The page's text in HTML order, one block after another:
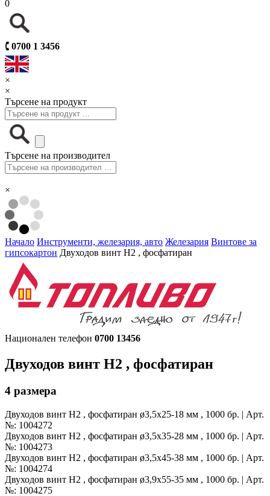
0
🕻 0700 1 3456
×
×
Търсене на продукт
Търсене на производител
×
Начало Инструменти, железария, авто Железария Винтове за
гипсокартон Двуходов винт H2 , фосфатиран
Национален телефон 0700 13456
Двуходов винт H2 , фосфатиран
4 размера
Двуходов винт H2 , фосфатиран ø3,5x25-18 мм , 1000 бр. | Арт.
№: 1004272
Двуходов винт H2 , фосфатиран ø3,5x35-28 мм , 1000 бр. | Арт.
№: 1004273
Двуходов винт H2 , фосфатиран ø3,5x45-38 мм , 1000 бр. | Арт.
№: 1004274
Двуходов винт H2 , фосфатиран ø3,9x55-35 мм , 1000 бр. | Арт.
№: 1004275